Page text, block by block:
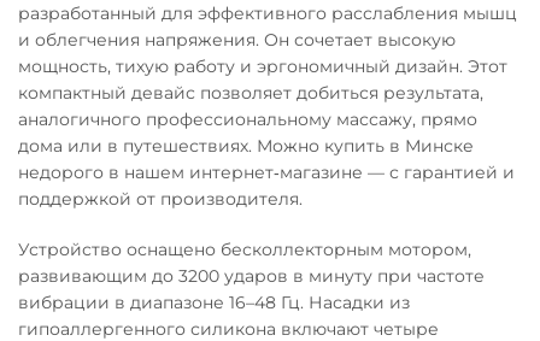
разработанный для эффективного расслабления мышц
и облегчения напряжения. Он сочетает высокую
мощность, тихую работу и эргономичный дизайн. Этот
компактный девайс позволяет добиться результата,
аналогичного профессиональному массажу, прямо
дома или в путешествиях. Можно купить в Минске
недорого в нашем интернет‑магазине — с гарантией и
поддержкой от производителя.
Устройство оснащено бесколлекторным мотором,
развивающим до 3200 ударов в минуту при частоте
вибрации в диапазоне 16–48 Гц. Насадки из
гипоаллергенного силикона включают четыре